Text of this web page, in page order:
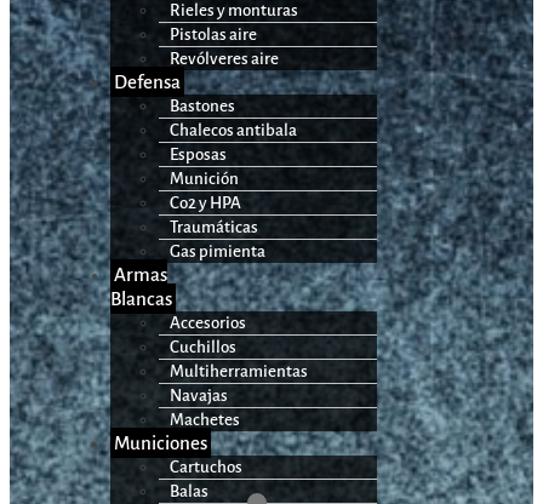
Rieles y monturas
Pistolas aire
Revólveres aire
Defensa
Bastones
Chalecos antibala
Esposas
Munición
Co2 y HPA
Traumáticas
Gas pimienta
Armas
Blancas
Accesorios
Cuchillos
Multiherramientas
Navajas
Machetes
Municiones
Cartuchos
Balas